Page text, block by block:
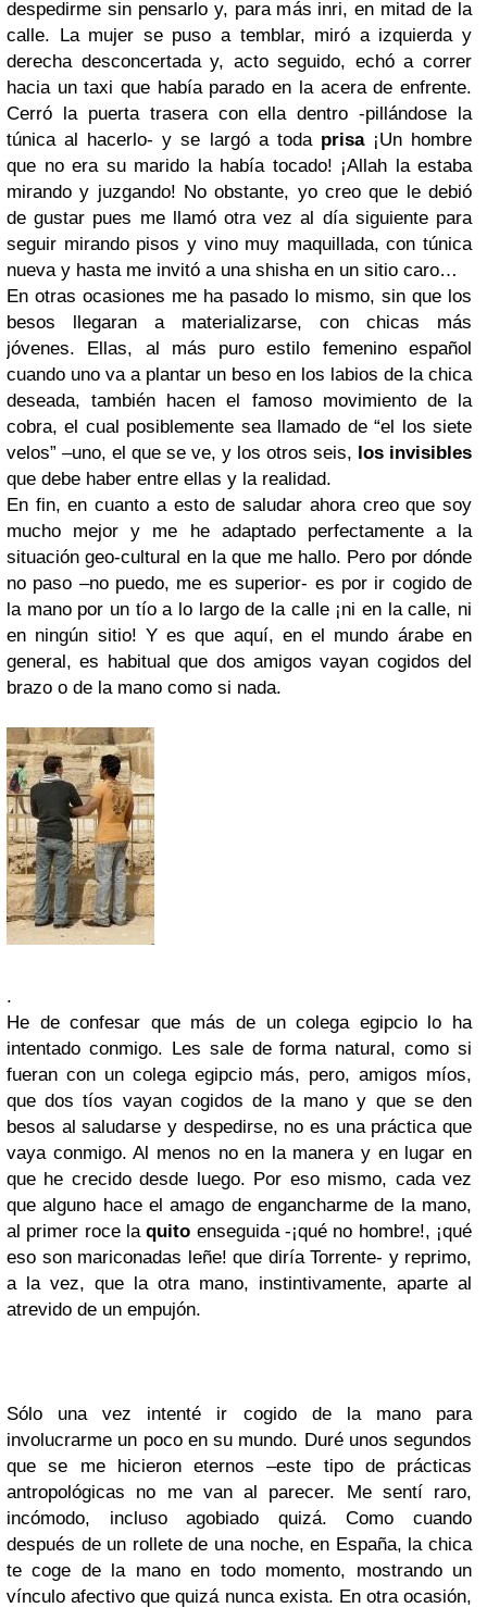
despedirme sin pensarlo y, para más inri, en mitad de la
calle. La mujer se puso a temblar, miró a izquierda y
derecha desconcertada y, acto seguido, echó a correr
hacia un taxi que había parado en la acera de enfrente.
Cerró la puerta trasera con ella dentro -pillándose la
túnica al hacerlo- y se largó a toda prisa¡Un hombre
que no era su marido la había tocado! ¡Allah la estaba
mirando y juzgando! No obstante, yo creo que le debió
de gustar pues me llamó otra vez al día siguiente para
seguir mirando pisos y vino muy maquillada, con túnica
nueva y hasta me invitó a una shisha en un sitio caro…
En otras ocasiones me ha pasado lo mismo, sin que los
besos llegaran a materializarse, con chicas más
jóvenes. Ellas, al más puro estilo femenino español
cuando uno va a plantar un beso en los labios de la chica
deseada, también hacen el famoso movimiento de la
cobra, el cual posiblemente sea llamado de “el los siete
velos” –uno, el que se ve, y los otros seis, los invisibles
que debe haber entre ellas y la realidad.
En fin, en cuanto a esto de saludar ahora creo que soy
mucho mejor y me he adaptado perfectamente a la
situación geo-cultural en la que me hallo. Pero por dónde
no paso –no puedo, me es superior- es por ir cogido de
la mano por un tío a lo largo de la calle ¡ni en la calle, ni
en ningún sitio! Y es que aquí, en el mundo árabe en
general, es habitual que dos amigos vayan cogidos del
brazo o de la mano como si nada.
.
He de confesar que más de un colega egipcio lo ha
intentado conmigo. Les sale de forma natural, como si
fueran con un colega egipcio más, pero, amigos míos,
que dos tíos vayan cogidos de la mano y que se den
besos al saludarse y despedirse, no es una práctica que
vaya conmigo. Al menos no en la manera y en lugar en
que he crecido desde luego. Por eso mismo, cada vez
que alguno hace el amago de engancharme de la mano,
al primer roce laquito enseguida -¡qué no hombre!, ¡qué
eso son mariconadas leñe! que diría Torrente- y reprimo,
a la vez, que la otra mano, instintivamente, aparte al
atrevido de un empujón.
Sólo una vez intenté ir cogido de la mano para
involucrarme un poco en su mundo. Duré unos segundos
que se me hicieron eternos –este tipo de prácticas
antropológicas no me van al parecer. Me sentí raro,
incómodo, incluso agobiado quizá. Como cuando
después de un rollete de una noche, en España, la chica
te coge de la mano en todo momento, mostrando un
vínculo afectivo que quizá nunca exista. En otra ocasión,